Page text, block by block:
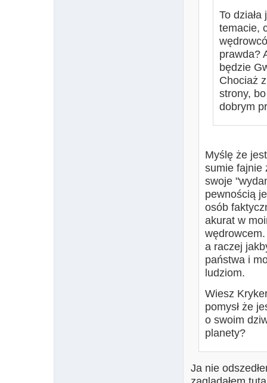
To
temacie,
prawda?
będzie
Chociaż
strony,
dobrym
Myślę że
sumie fajnie
swoje
pewnością
osób
akurat w
a raczej
państwa i
ludziom.
Wiesz
pomysł że
o swoim
planety?
Ja nie